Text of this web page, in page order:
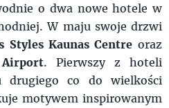
o dwa nowe hotele w
W maju swoje drzwi
Styles Kaunas Centreoraz
. Pierwszy z hoteli
drugiego co do wielkości
motywem inspirowanym